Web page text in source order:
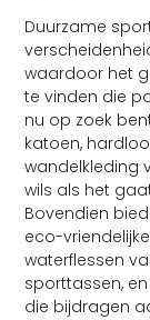
Duurzame
waardoor het
te vinden die
nu op zoek
katoen,
wandelkleding
wils als het
Bovendien
eco-
waterflessen
sporttassen,
die bijdragen